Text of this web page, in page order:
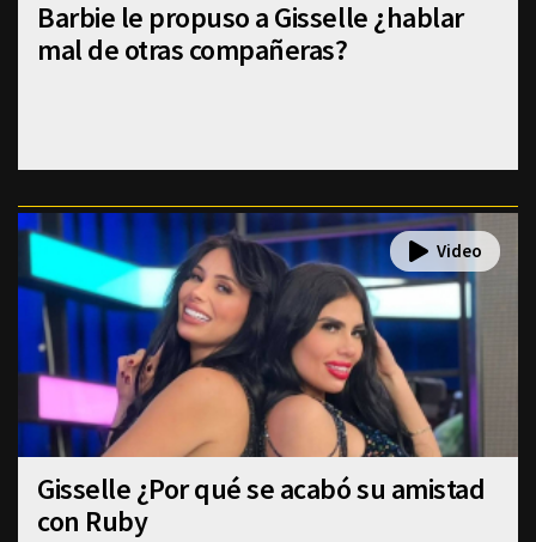
Barbie le propuso a Gisselle ¿hablar
mal de otras compañeras?
Gisselle ¿Por qué se acabó su amistad
con Ruby